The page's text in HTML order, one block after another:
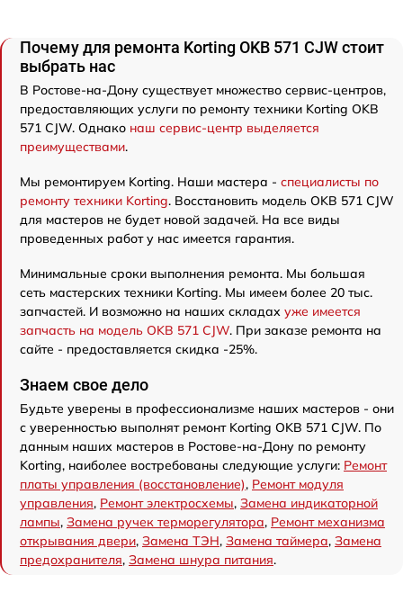
Почему для ремонта Korting OKB 571 CJW стоит
выбрать нас
В Ростове-на-Дону существует множество сервис-центров,
предоставляющих услуги по ремонту техники Korting OKB
571 CJW. Однако наш сервис-центр выделяется
преимуществами.
Мы ремонтируем Korting. Наши мастера - специалисты по
ремонту техники Korting. Восстановить модель OKB 571 CJW
для мастеров не будет новой задачей. На все виды
проведенных работ у нас имеется гарантия.
Минимальные сроки выполнения ремонта. Мы большая
сеть мастерских техники Korting. Мы имеем более 20 тыс.
запчастей. И возможно на наших складах уже имеется
запчасть на модель OKB 571 CJW. При заказе ремонта на
сайте - предоставляется скидка -25%.
Знаем свое дело
Будьте уверены в профессионализме наших мастеров - они
с уверенностью выполнят ремонт Korting OKB 571 CJW. По
данным наших мастеров в Ростове-на-Дону по ремонту
Korting, наиболее востребованы следующие услуги: Ремонт
платы управления (восстановление), Ремонт модуля
управления, Ремонт электросхемы, Замена индикаторной
лампы, Замена ручек терморегулятора, Ремонт механизма
открывания двери, Замена ТЭН, Замена таймера, Замена
предохранителя, Замена шнура питания.